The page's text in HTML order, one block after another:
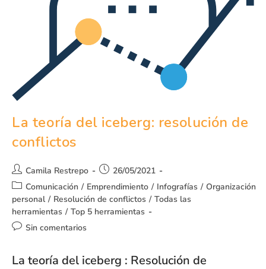
La teoría del iceberg: resolución de
conflictos
Camila Restrepo
26/05/2021
Comunicación / Emprendimiento / Infografías / Organización
personal / Resolución de conflictos / Todas las
herramientas / Top 5 herramientas
Sin comentarios
La teoría del iceberg : Resolución de